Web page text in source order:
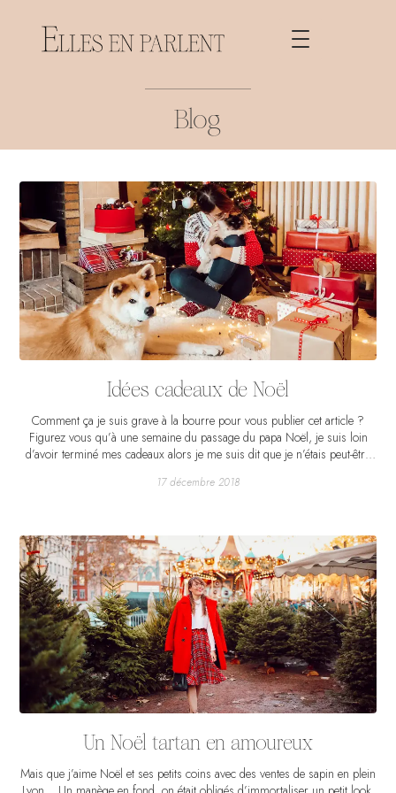
Blog
Idées cadeaux de Noël
17 décembre 2018
Comment ça je suis grave à la bourre pour vous publier cet article ?
Figurez vous qu’à une semaine du passage du papa Noël, je suis loin
d’avoir terminé mes cadeaux alors je me suis dit que je n’étais peut-être
une liste de ce que Mathieu et moi avons repéré pour nous ou pour nos
prêts pour le 24 !
Un Noël tartan en amoureux
Mais que j’aime Noël et ses petits coins avec des ventes de sapin en plein